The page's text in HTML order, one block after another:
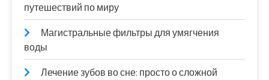
путешествий по миру
Магистральные фильтры для умягчения
воды
Лечение зубов во сне: просто о сложной